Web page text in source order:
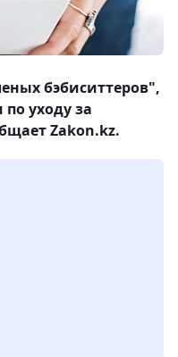
бэбиситтеров",
уходу за
Zakon.kz.